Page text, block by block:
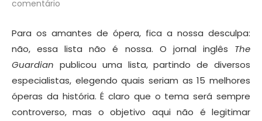
comentário
Para os amantes de ópera, fica a nossa desculpa:
não, essa lista não é nossa. O jornal inglês The
Guardian publicou uma lista, partindo de diversos
especialistas, elegendo quais seriam as 15 melhores
óperas da história. É claro que o tema será sempre
controverso, mas o objetivo aqui não é legitimar